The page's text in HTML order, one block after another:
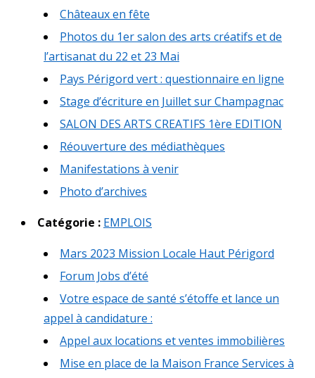
Châteaux en fête
Photos du 1er salon des arts créatifs et de
l’artisanat du 22 et 23 Mai
Pays Périgord vert : questionnaire en ligne
Stage d’écriture en Juillet sur Champagnac
SALON DES ARTS CREATIFS 1ère EDITION
Réouverture des médiathèques
Manifestations à venir
Photo d’archives
Catégorie : EMPLOIS
Mars 2023 Mission Locale Haut Périgord
Forum Jobs d’été
Votre espace de santé s’étoffe et lance un
appel à candidature :
Appel aux locations et ventes immobilières
Mise en place de la Maison France Services à